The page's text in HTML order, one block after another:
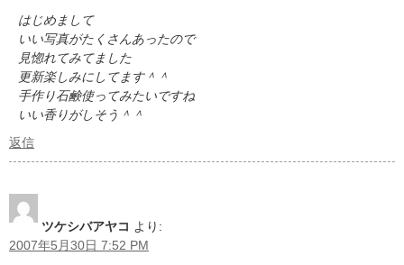
はじめまして
いい写真がたくさんあったので
見惚れてみてました
更新楽しみにしてます＾＾
手作り石鹸使ってみたいですね
いい香りがしそう＾＾
返信
ツケシバアヤコ より:
2007年5月30日 7:52 PM